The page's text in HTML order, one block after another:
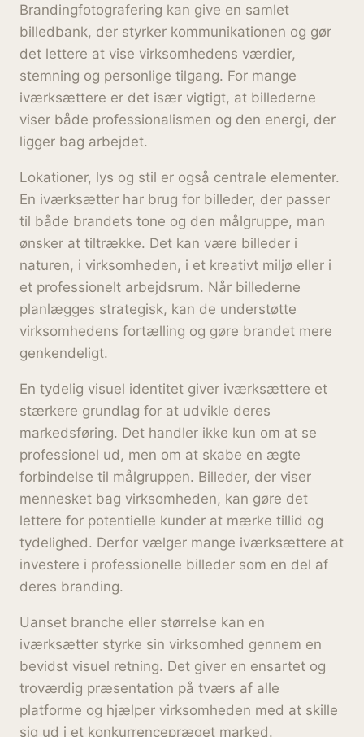
Brandingfotografering kan give en samlet
billedbank, der styrker kommunikationen og gør
det lettere at vise virksomhedens værdier,
stemning og personlige tilgang. For mange
iværksættere er det især vigtigt, at billederne
viser både professionalismen og den energi, der
ligger bag arbejdet.
Lokationer, lys og stil er også centrale elementer.
En iværksætter har brug for billeder, der passer
til både brandets tone og den målgruppe, man
ønsker at tiltrække. Det kan være billeder i
naturen, i virksomheden, i et kreativt miljø eller i
et professionelt arbejdsrum. Når billederne
planlægges strategisk, kan de understøtte
virksomhedens fortælling og gøre brandet mere
genkendeligt.
En tydelig visuel identitet giver iværksættere et
stærkere grundlag for at udvikle deres
markedsføring. Det handler ikke kun om at se
professionel ud, men om at skabe en ægte
forbindelse til målgruppen. Billeder, der viser
mennesket bag virksomheden, kan gøre det
lettere for potentielle kunder at mærke tillid og
tydelighed. Derfor vælger mange iværksættere at
investere i professionelle billeder som en del af
deres branding.
Uanset branche eller størrelse kan en
iværksætter styrke sin virksomhed gennem en
bevidst visuel retning. Det giver en ensartet og
troværdig præsentation på tværs af alle
platforme og hjælper virksomheden med at skille
sig ud i et konkurrencepræget marked.